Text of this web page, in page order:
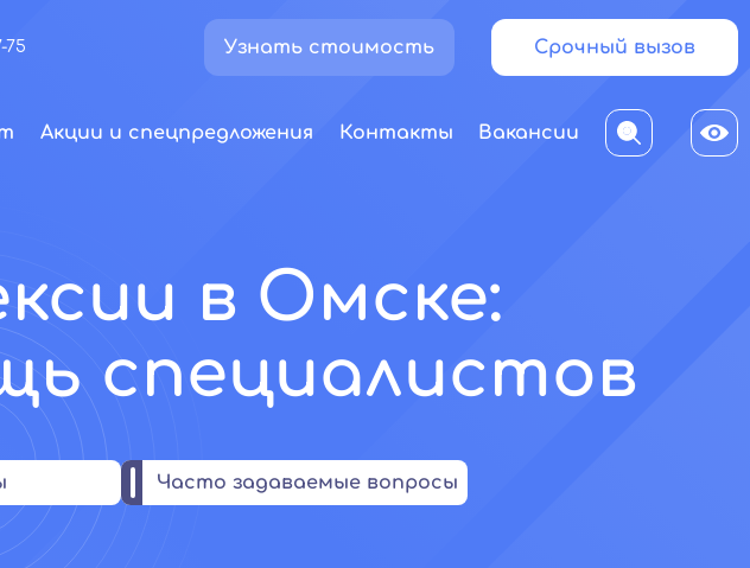
75 Узнать стоимость Срочный вызов
Акции и спецпредложения Контакты Вакансии
в Омске:
специалистов
Часто задаваемые вопросы